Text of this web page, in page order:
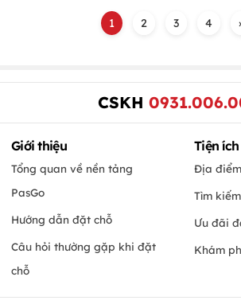
1 2 3 4
CSKH
Giới thiệu
Tổng quan về nền tảng
PasGo
Hướng dẫn đặt chỗ
Câu hỏi thường gặp khi đặt
chỗ
Tiện ích
Địa
Tìm
Ưu đãi
Khám